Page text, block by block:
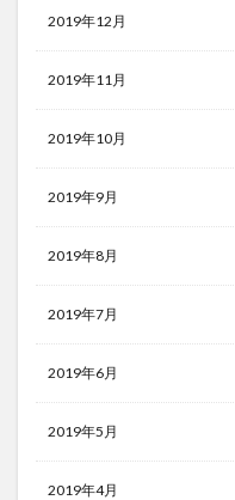
2019年12月
2019年11月
2019年10月
2019年9月
2019年8月
2019年7月
2019年6月
2019年5月
2019年4月